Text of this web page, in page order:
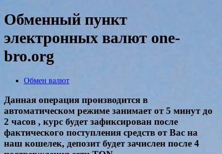
Обменный пункт
электронных валют one-
bro.org
Обмен валют
Данная операция производится в
автоматическом режиме занимает от 5 минут до
2 часов , курс будет зафиксирован после
фактического поступления средств от Вас на
наш кошелек, депозит будет зачислен после 4